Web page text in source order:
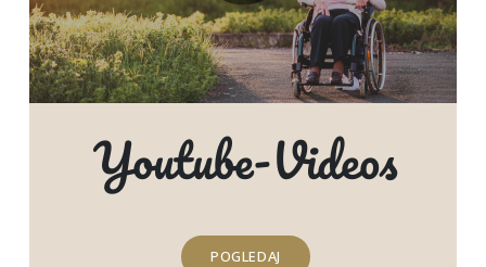
Youtube-Videos
POGLEDAJ